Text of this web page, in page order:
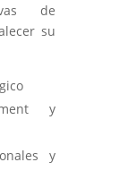
de
su
y
y